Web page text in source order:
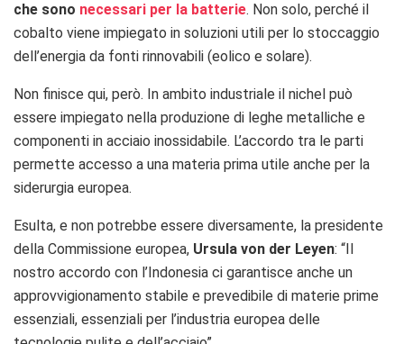
che sono necessari per la batterie. Non solo, perché il
cobalto viene impiegato in soluzioni utili per lo stoccaggio
dell’energia da fonti rinnovabili (eolico e solare).
Non finisce qui, però. In ambito industriale il nichel può
essere impiegato nella produzione di leghe metalliche e
componenti in acciaio inossidabile. L’accordo tra le parti
permette accesso a una materia prima utile anche per la
siderurgia europea.
Esulta, e non potrebbe essere diversamente, la presidente
della Commissione europea, Ursula von der Leyen: “I
nostro accordo con l’Indonesia ci garantisce anche un
approvvigionamento stabile e prevedibile di materie prime
essenziali, essenziali per l’industria europea delle